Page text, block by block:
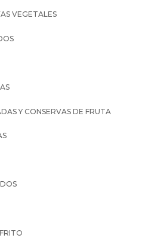
VEGETALES
Y CONSERVAS DE FRUTA